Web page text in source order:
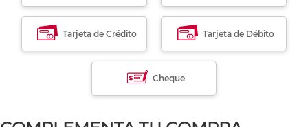
Tarjeta de Crédito Tarjeta de Débito
Cheque